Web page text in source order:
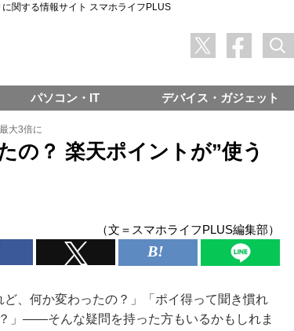
関する情報サイト スマホライフPLUS
大3倍に
の？ 楽天ポイントが”使う
（文＝スマホライフPLUS編集部）
、何か変わったの？」「ポイ得って聞き慣れ
」――そんな疑問を持った方もいるかもしれま
パソコン・IT デバイス・ガジェット